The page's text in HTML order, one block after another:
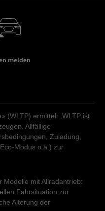
melden
(WLTP) ermittelt. WLTP ist
Allfällige
Zuladung,
Modus o.ä.) zur
Modelle mit Allradantrieb:
Fahrsituation zur
Alterung der